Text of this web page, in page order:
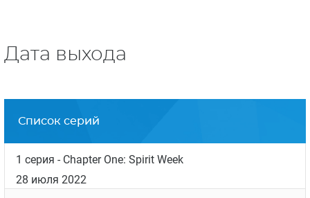
Дата выхода
Список серий
1 серия - Chapter One: Spirit Week
28 июля 2022